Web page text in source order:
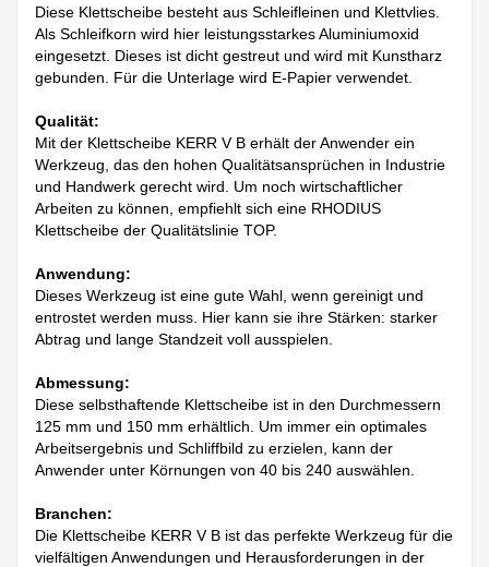
Diese Klettscheibe besteht aus Schleifleinen und Klettvlies.
Als Schleifkorn wird hier leistungsstarkes Aluminiumoxid
eingesetzt. Dieses ist dicht gestreut und wird mit Kunstharz
gebunden. Für die Unterlage wird E-Papier verwendet.
Qualität:
Mit der Klettscheibe KERR V B erhält der Anwender ein
Werkzeug, das den hohen Qualitätsansprüchen in Industrie
und Handwerk gerecht wird. Um noch wirtschaftlicher
Arbeiten zu können, empfiehlt sich eine RHODIUS
Klettscheibe der Qualitätslinie TOP.
Anwendung:
Dieses Werkzeug ist eine gute Wahl, wenn gereinigt und
entrostet werden muss. Hier kann sie ihre Stärken: starker
Abtrag und lange Standzeit voll ausspielen.
Abmessung:
Diese selbsthaftende Klettscheibe ist in den Durchmessern
125 mm und 150 mm erhältlich. Um immer ein optimales
Arbeitsergebnis und Schliffbild zu erzielen, kann der
Anwender unter Körnungen von 40 bis 240 auswählen.
Branchen:
Die Klettscheibe KERR V B ist das perfekte Werkzeug für die
vielfältigen Anwendungen und Herausforderungen in der